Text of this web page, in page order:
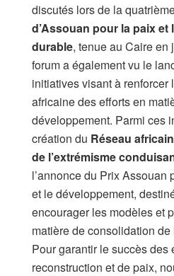
discutés lors de la
d’Assouan pour la paix
durable, tenue au Caire en
forum a également vu le
initiatives visant à renforcer
africaine des efforts en
développement. Parmi ces
création du Réseau
de l’extrémisme
l’annonce du Prix Assouan
et le développement,
encourager les modèles et
matière de consolidation
Pour garantir le succès des
reconstruction et de paix,